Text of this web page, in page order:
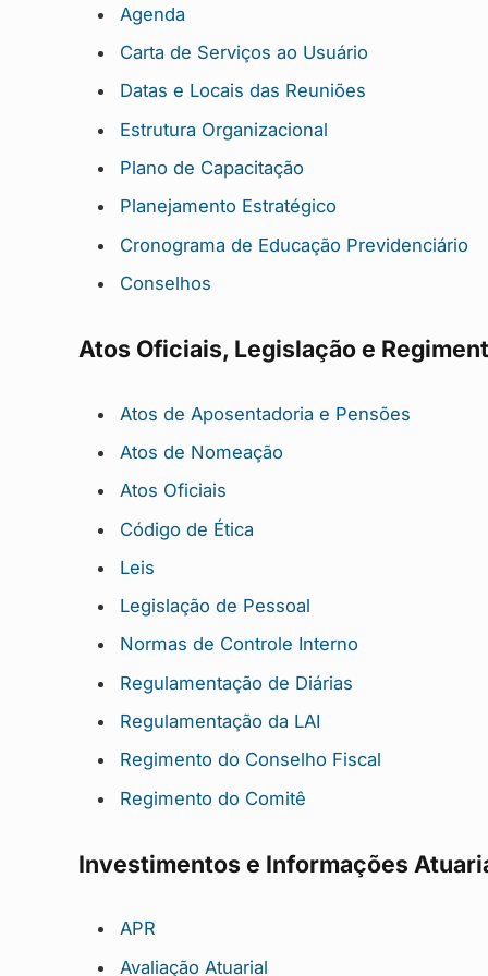
Agenda
Carta de Serviços ao Usuário
Datas e Locais das Reuniões
Estrutura Organizacional
Plano de Capacitação
Planejamento Estratégico
Cronograma de Educação Previdenciário
Conselhos
Atos Oficiais, Legislação e
Atos de Aposentadoria e Pensões
Atos de Nomeação
Atos Oficiais
Código de Ética
Leis
Legislação de Pessoal
Normas de Controle Interno
Regulamentação de Diárias
Regulamentação da LAI
Regimento do Conselho Fiscal
Regimento do Comitê
Investimentos e Informações
APR
Avaliação Atuarial